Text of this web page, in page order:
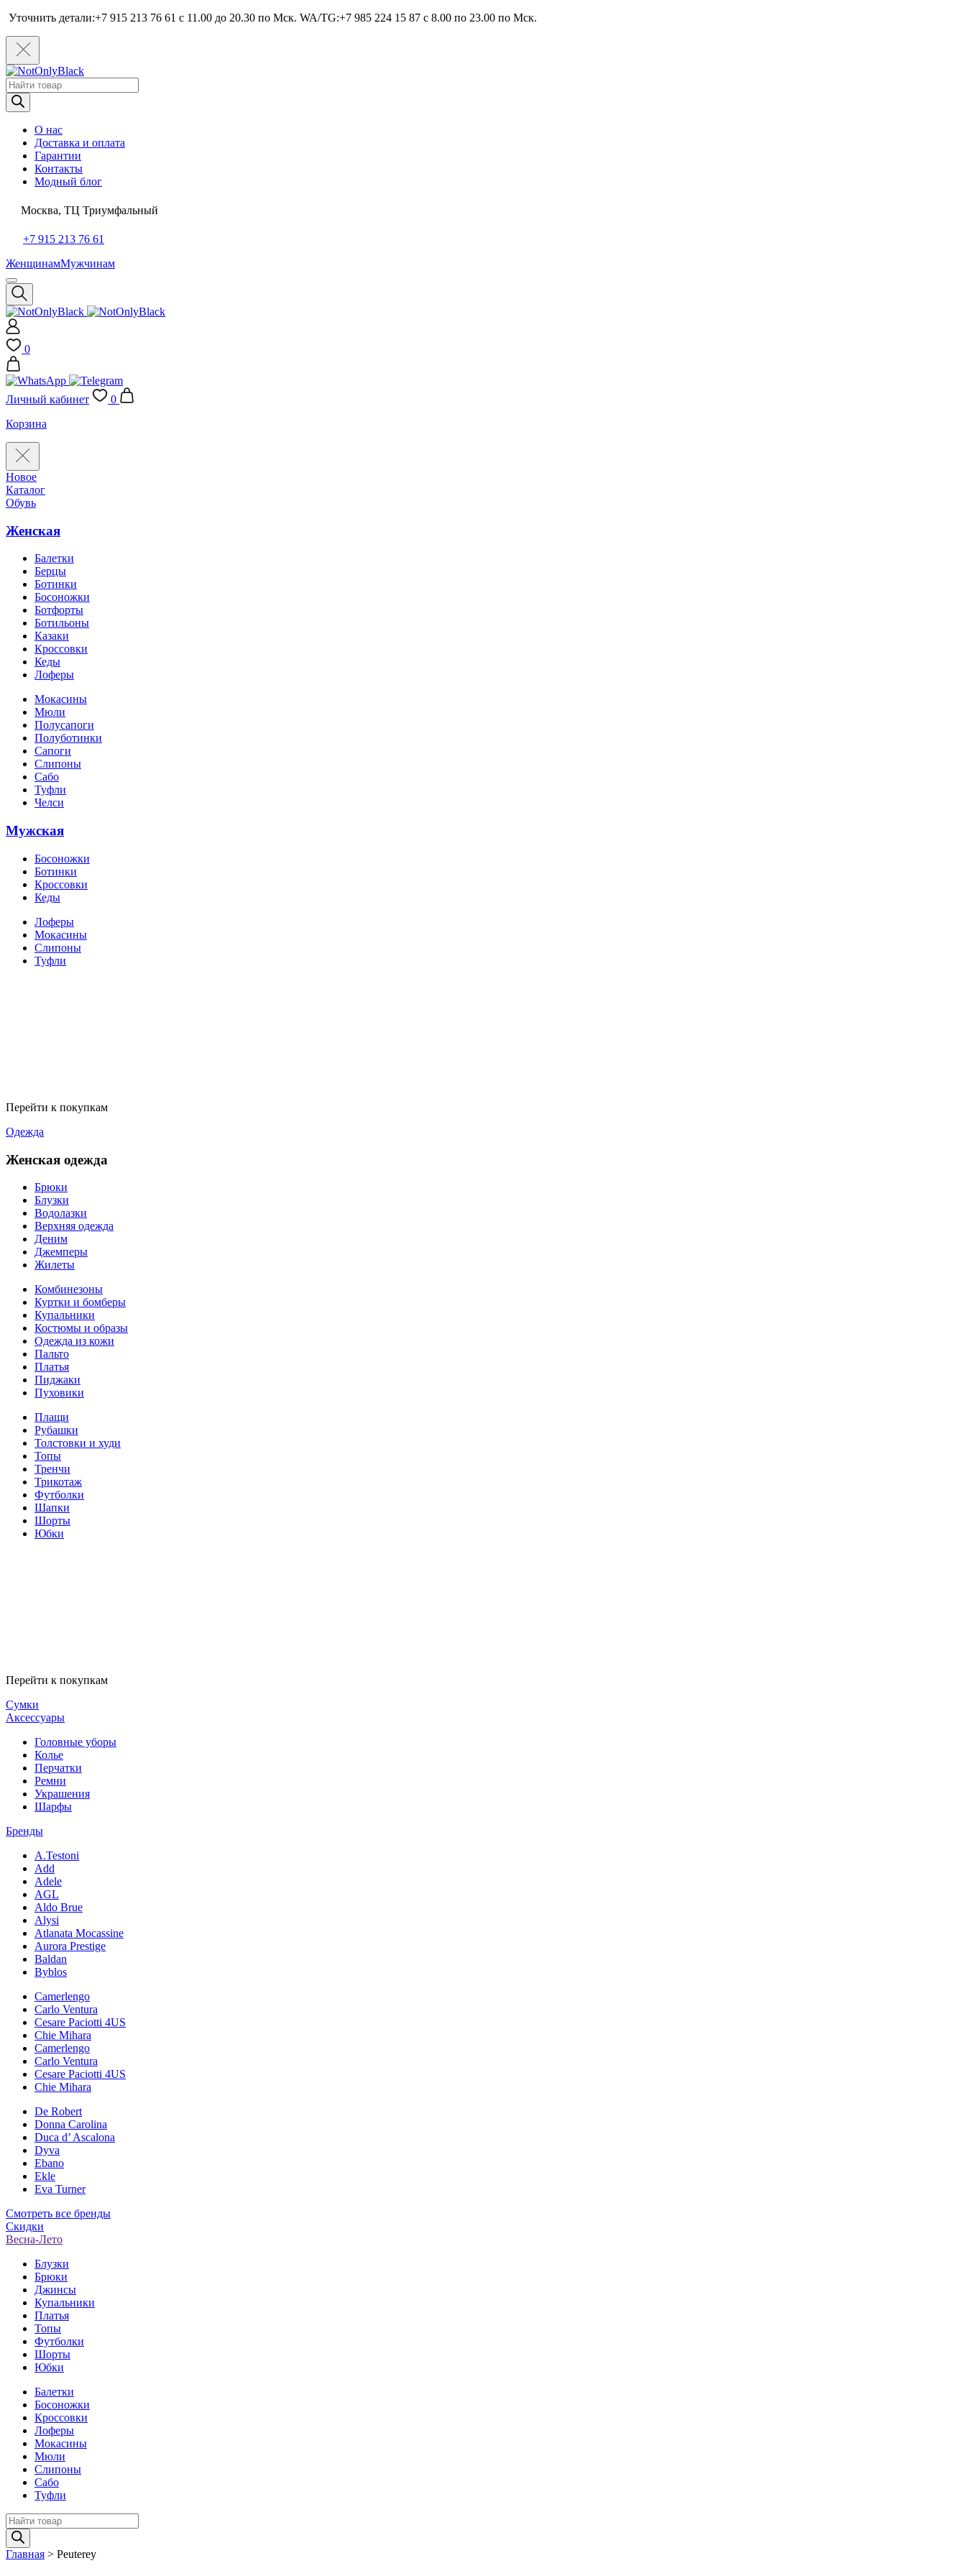
Уточнить детали:+7 915 213 76 61 c 11.00 до 20.30 по Мcк. WA/TG:+7 985 224 15 87 c 8.00 по 23.00 по Мcк.
Поиск
товаров
О нас
Доставка и оплата
Гарантии
Контакты
Модный блог
Москва, ТЦ Триумфальный
+7 915 213 76 61
ЖенщинамМужчинам
0
Личный кабинет
0
Корзина
Новое
Каталог
Обувь
Женская
Балетки
Берцы
Ботинки
Босоножки
Ботфорты
Ботильоны
Казаки
Кроссовки
Кеды
Лоферы
Мокасины
Мюли
Полусапоги
Полуботинки
Сапоги
Слипоны
Сабо
Туфли
Челси
Мужская
Босоножки
Ботинки
Кроссовки
Кеды
Лоферы
Мокасины
Слипоны
Туфли
Перейти к покупкам
Одежда
Женская одежда
Брюки
Блузки
Водолазки
Верхняя одежда
Деним
Джемперы
Жилеты
Комбинезоны
Куртки и бомберы
Купальники
Костюмы и образы
Одежда из кожи
Пальто
Платья
Пиджаки
Пуховики
Плащи
Рубашки
Толстовки и худи
Топы
Тренчи
Трикотаж
Футболки
Шапки
Шорты
Юбки
Перейти к покупкам
Сумки
Аксессуары
Головные уборы
Колье
Перчатки
Ремни
Украшения
Шарфы
Бренды
A.Testoni
Add
Adele
AGL
Aldo Brue
Alysi
Atlanata Mocassine
Aurora Prestige
Baldan
Byblos
Camerlengo
Carlo Ventura
Cesare Paciotti 4US
Chie Mihara
Camerlengo
Carlo Ventura
Cesare Paciotti 4US
Chie Mihara
De Robert
Donna Carolina
Duca d’ Ascalona
Dyva
Ebano
Ekle
Eva Turner
Смотреть все бренды
Скидки
Весна-Лето
Блузки
Брюки
Джинсы
Купальники
Платья
Топы
Футболки
Шорты
Юбки
Балетки
Босоножки
Кроссовки
Лоферы
Мокасины
Мюли
Слипоны
Сабо
Туфли
Поиск
товаров
Главная > Peuterey